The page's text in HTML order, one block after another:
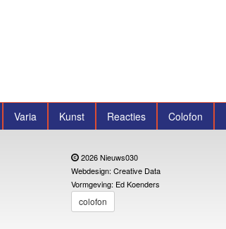
Varia Kunst Reacties Colofon
2026 Nieuws030
Webdesign: Creative Data
Vormgeving: Ed Koenders
colofon